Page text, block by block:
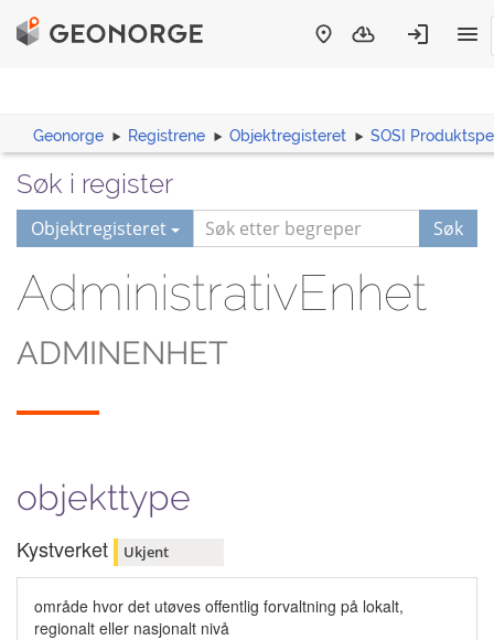
Geonorge Registrene Objektregisteret SOSI
Søk i register
Objektregisteret Søk
AdministrativEnhet
ADMINENHET
objekttype
Kystverket Ukjent
område hvor det utøves offentlig forvaltning på lokalt,
regionalt eller nasjonalt nivå